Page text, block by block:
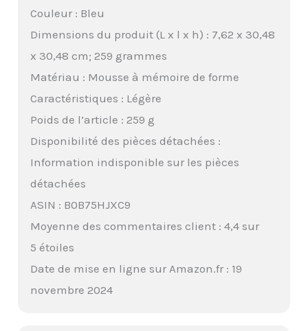
Couleur : Bleu
Dimensions du produit (L x l x h) : 7,62 x 30,48
x 30,48 cm; 259 grammes
Matériau : Mousse à mémoire de forme
Caractéristiques : Légère
Poids de l’article : 259 g
Disponibilité des pièces détachées :
Information indisponible sur les pièces
détachées
ASIN : B0B75HJXC9
Moyenne des commentaires client : 4,4 sur
5 étoiles
Date de mise en ligne sur Amazon.fr : 19
novembre 2024